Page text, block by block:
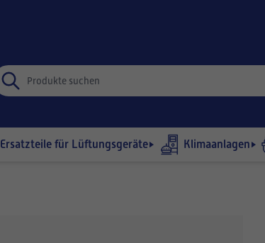
Ersatzteile für Lüftungsgeräte Klimaanlagen